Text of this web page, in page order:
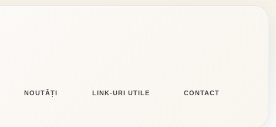
NOUTĂȚI LINK-URI UTILE CONTACT